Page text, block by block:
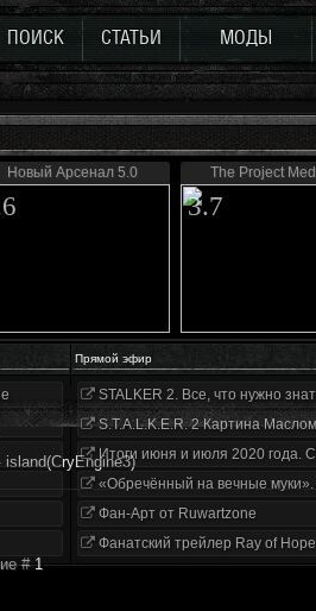
ПОИСК СТАТЬИ МОДЫ
Новый Арсенал 5.0 The Project
3.7
Прямой эфир
STALKER 2. Все, что нужно
S.T.A.L.K.E.R. 2 Картина Маслом
Итоги июня и июля 2020 года.
«Обречённый на вечные
Фан-Арт от Ruwartzone
Фанатский трейлер Ray of Hope
island(CryEngine3)
#1